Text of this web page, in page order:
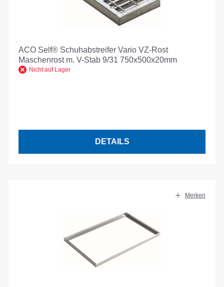
ACO Self® Schuhabstreifer Vario VZ-Rost
Maschenrost m. V-Stab 9/31 750x500x20mm
Nicht auf Lager
DETAILS
Merken